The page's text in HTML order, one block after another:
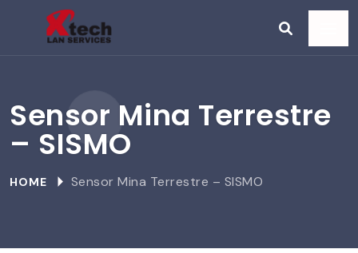
Sensor Mina Terrestre
– SISMO
HOME Sensor Mina Terrestre – SISMO